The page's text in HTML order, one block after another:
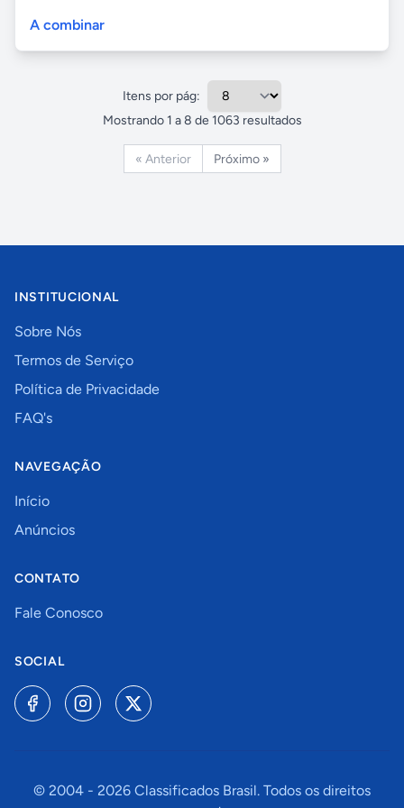
A combinar
Itens por pág:
Mostrando 1 a8 de 1063 resultados
« Anterior Próximo »
INSTITUCIONAL
Sobre Nós
Termos de Serviço
Política de Privacidade
FAQ's
NAVEGAÇÃO
Início
Anúncios
CONTATO
Fale Conosco
SOCIAL
© 2004 - 2026 Classificados Brasil. Todos os direitos